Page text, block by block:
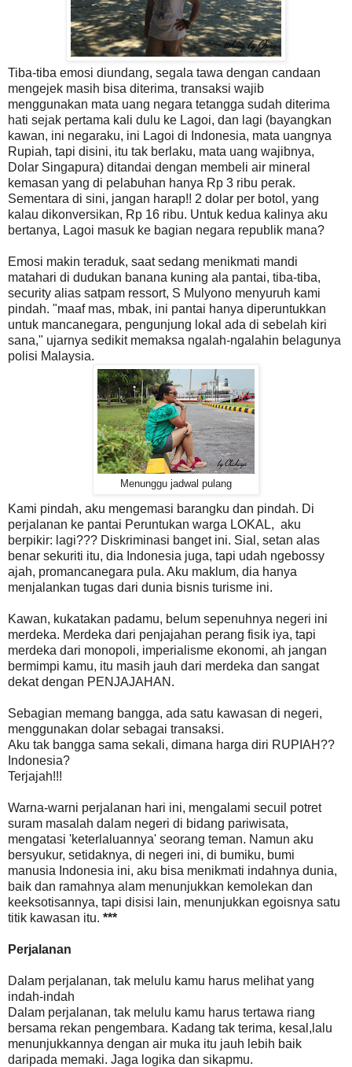
Tiba-tiba emosi diundang, segala tawa dengan candaan
mengejek masih bisa diterima, transaksi wajib
menggunakan mata uang negara tetangga sudah diterima
hati sejak pertama kali dulu ke Lagoi, dan lagi (bayangkan
kawan, ini negaraku, ini Lagoi di Indonesia, mata uangnya
Rupiah, tapi disini, itu tak berlaku, mata uang wajibnya,
Dolar Singapura) ditandai dengan membeli air mineral
kemasan yang di pelabuhan hanya Rp 3 ribu perak.
Sementara di sini, jangan harap!! 2 dolar per botol, yang
kalau dikonversikan, Rp 16 ribu. Untuk kedua kalinya aku
bertanya, Lagoi masuk ke bagian negara republik mana?
Emosi makin teraduk, saat sedang menikmati mandi
matahari di dudukan banana kuning ala pantai, tiba-tiba,
security alias satpam ressort, S Mulyono menyuruh kami
pindah. "maaf mas, mbak, ini pantai hanya diperuntukkan
untuk mancanegara, pengunjung lokal ada di sebelah kiri
sana," ujarnya sedikit memaksa ngalah-ngalahin belagunya
polisi Malaysia.
Menunggu jadwal pulang
Kami pindah, aku mengemasi barangku dan pindah. Di
perjalanan ke pantai Peruntukan warga LOKAL, aku
berpikir: lagi??? Diskriminasi banget ini. Sial, setan alas
benar sekuriti itu, dia Indonesia juga, tapi udah ngebossy
ajah, promancanegara pula. Aku maklum, dia hanya
menjalankan tugas dari dunia bisnis turisme ini.
Kawan, kukatakan padamu, belum sepenuhnya negeri ini
merdeka. Merdeka dari penjajahan perang fisik iya, tapi
merdeka dari monopoli, imperialisme ekonomi, ah jangan
bermimpi kamu, itu masih jauh dari merdeka dan sangat
dekat dengan PENJAJAHAN.
Sebagian memang bangga, ada satu kawasan di negeri,
menggunakan dolar sebagai transaksi.
Aku tak bangga sama sekali, dimana harga diri RUPIAH??
Indonesia?
Terjajah!!!
Warna-warni perjalanan hari ini, mengalami secuil potret
suram masalah dalam negeri di bidang pariwisata,
mengatasi 'keterlaluannya' seorang teman. Namun aku
bersyukur, setidaknya, di negeri ini, di bumiku, bumi
manusia Indonesia ini, aku bisa menikmati indahnya dunia,
baik dan ramahnya alam menunjukkan kemolekan dan
keeksotisannya, tapi disisi lain, menunjukkan egoisnya satu
titik kawasan itu. ***
Perjalanan
Dalam perjalanan, tak melulu kamu harus melihat yang
indah-indah
Dalam perjalanan, tak melulu kamu harus tertawa riang
bersama rekan pengembara. Kadang tak terima, kesal,lalu
menunjukkannya dengan air muka itu jauh lebih baik
daripada memaki. Jaga logika dan sikapmu.